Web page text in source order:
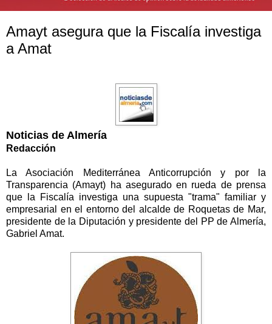
Amayt asegura que la Fiscalía investiga
a Amat
Noticias de Almería
Redacción
La Asociación Mediterránea Anticorrupción y por la
Transparencia (Amayt) ha asegurado en rueda de prensa
que la Fiscalía investiga una supuesta "trama" familiar y
empresarial en el entorno del alcalde de Roquetas de Mar,
presidente de la Diputación y presidente del PP de Almería,
Gabriel Amat.